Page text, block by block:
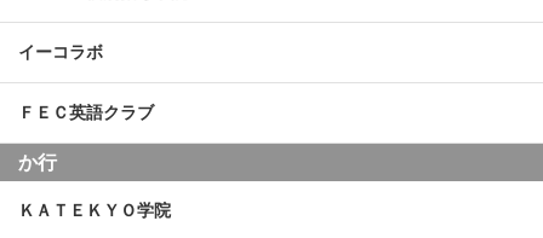
イーコラボ
ＦＥＣ英語クラブ
か行
ＫＡＴＥＫＹＯ学院